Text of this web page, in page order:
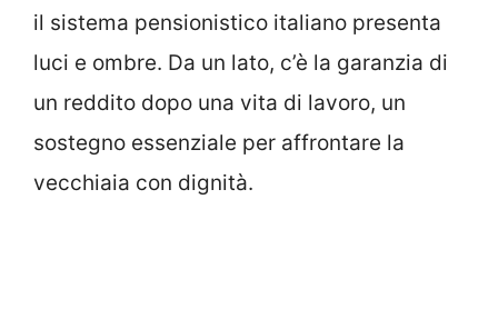
il sistema pensionistico italiano presenta
luci e ombre. Da un lato, c’è la garanzia di
un reddito dopo una vita di lavoro, un
sostegno essenziale per affrontare la
vecchiaia con dignità.